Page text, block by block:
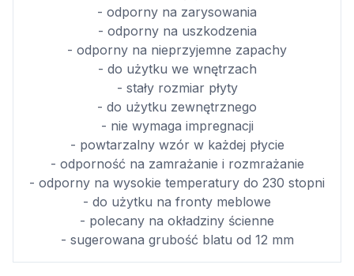
- odporny na zarysowania
- odporny na uszkodzenia
- odporny na nieprzyjemne zapachy
- do użytku we wnętrzach
- stały rozmiar płyty
- do użytku zewnętrznego
- nie wymaga impregnacji
- powtarzalny wzór w każdej płycie
- odporność na zamrażanie i rozmrażanie
- odporny na wysokie temperatury do 230 stopni
- do użytku na fronty meblowe
- polecany na okładziny ścienne
- sugerowana grubość blatu od 12 mm